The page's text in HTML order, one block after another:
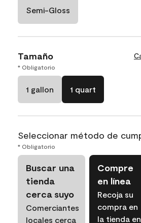
Semi-Gloss
Tamaño
* Obligatorio
1 gallon 1 quart
Seleccionar método de
* Obligatorio
Buscar una
tienda
cerca suyo
Comerciantes
locales cerca
Compre
en línea
Recoja su
compra en
la tienda en